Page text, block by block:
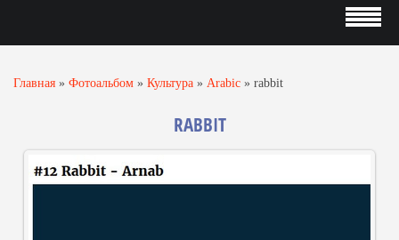
Главная » Фотоальбом » Культура » Arabic » rabbit
RABBIT